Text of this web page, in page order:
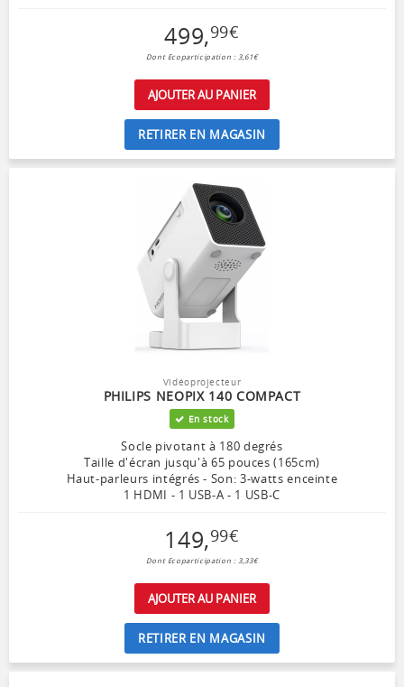
499,99€
Dont Ecoparticipation : 3,61€
AJOUTER AU PANIER
RETIRER EN MAGASIN
Vidéoprojecteur
PHILIPS NEOPIX 140 COMPACT
En stock
Socle pivotant à 180 degrés
Taille d'écran jusqu'à 65 pouces (165cm)
Haut-parleurs intégrés - Son: 3-watts enceinte
1 HDMI - 1 USB-A - 1 USB-C
149,99€
Dont Ecoparticipation : 3,33€
AJOUTER AU PANIER
RETIRER EN MAGASIN